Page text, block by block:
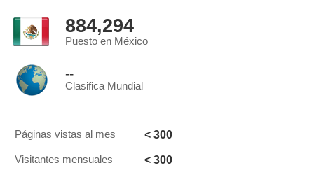
884,294
Puesto en México
--
Clasifica Mundial
Páginas vistas al mes < 300
Visitantes mensuales < 300